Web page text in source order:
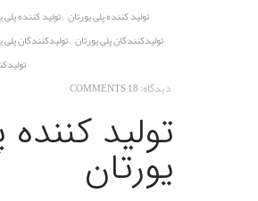
تولید کننده پلی یورتان ,تولید کننده پلی
تولیدکنندگان پلی یورتان ,تولیدکنندگان پلی
دیدگاه:18 COMMENTS
تولید
یورتان